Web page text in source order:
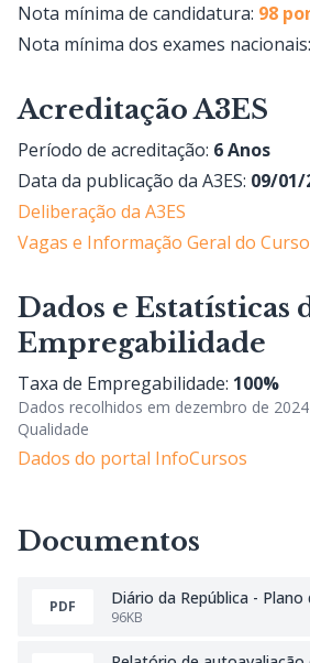
Nota mínima de candidatura: 98
Nota mínima dos exames nacionais:
Acreditação A3ES
Período de acreditação: 6 Anos
Data da publicação da A3ES: 09/01/
Deliberação da A3ES
Vagas e Informação Geral do Curso
Dados e Estatísticas
Empregabilidade
Taxa de Empregabilidade: 100%
Dados recolhidos em dezembro de
Qualidade
Dados do portal InfoCursos
Documentos
PDF
96KB